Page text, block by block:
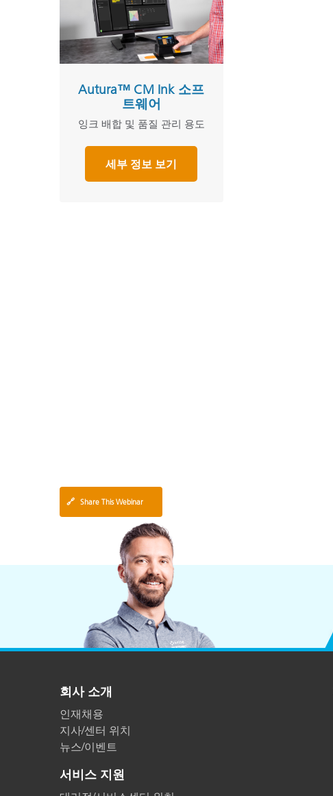
Autura™ CM Ink 소프
트웨어
잉크 배합 및 품질 관리 용도
세부 정보 보기
🔗 Share This Webinar
회사 소개
인재채용
지사/센터 위치
뉴스/이벤트
서비스 지원